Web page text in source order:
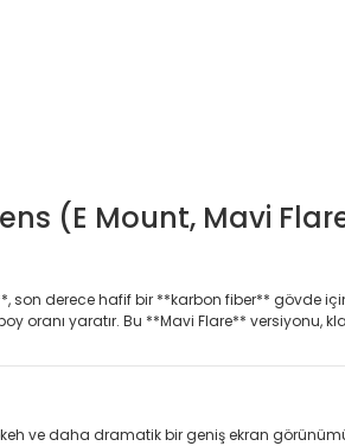
(E Mount, Mavi
son derece hafif bir **karbon fiber** gövde
oranı yaratır. Bu **Mavi Flare** versiyonu,
ve daha dramatik bir geniş ekran